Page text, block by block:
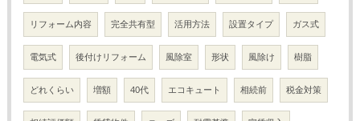
リフォーム内容 完全共有型 活用方法 設置タイプ ガス式
電気式 後付けリフォーム 風除室 形状 風除け 樹脂
どれくらい 増額 40代 エコキュート 相続前 税金対策